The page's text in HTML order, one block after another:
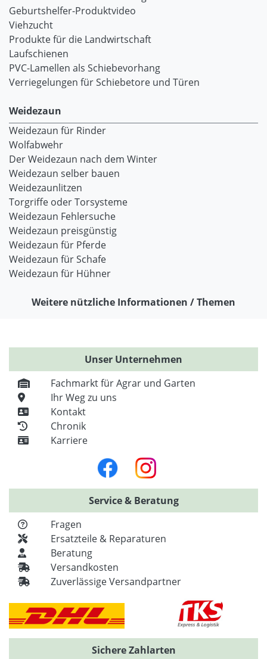
Geburtshelfer-Produktvideo
Viehzucht
Produkte für die Landwirtschaft
Laufschienen
PVC-Lamellen als Schiebevorhang
Verriegelungen für Schiebetore und Türen
Weidezaun
Weidezaun für Rinder
Wolfabwehr
Der Weidezaun nach dem Winter
Weidezaun selber bauen
Weidezaunlitzen
Torgriffe oder Torsysteme
Weidezaun Fehlersuche
Weidezaun preisgünstig
Weidezaun für Pferde
Weidezaun für Schafe
Weidezaun für Hühner
Weitere nützliche Informationen / Themen
Unser Unternehmen
Fachmarkt für Agrar und Garten
Ihr Weg zu uns
Kontakt
Chronik
Karriere
Service & Beratung
Fragen
Ersatzteile & Reparaturen
Beratung
Versandkosten
Zuverlässige Versandpartner
Sichere Zahlarten